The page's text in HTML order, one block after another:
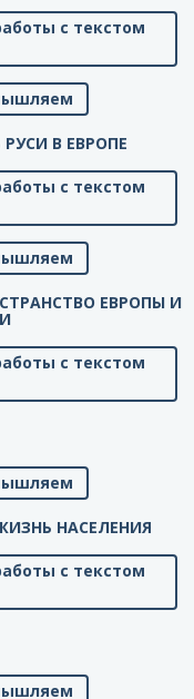
с текстом
РУСИ В ЕВРОПЕ
с текстом
ЕВРОПЫ И
с текстом
НАСЕЛЕНИЯ
с текстом